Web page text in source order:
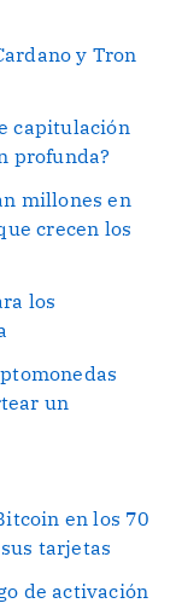
y Tron
capitulación
profunda?
millones en
crecen los
los
un
en los 70
tarjetas
de activación